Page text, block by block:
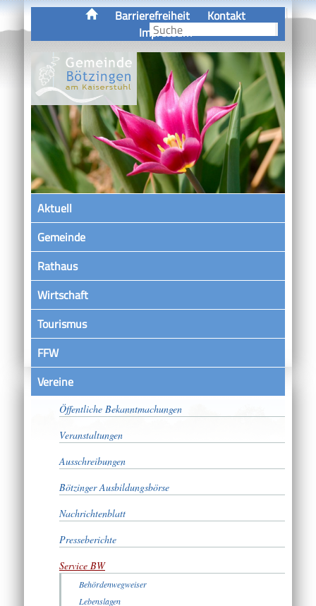
Barrierefreiheit
Kontakt
Impressum
Aktuell
Gemeinde
Rathaus
Wirtschaft
Tourismus
FFW
VereineSatzungen
Öffentliche Bekanntmachungen
Veranstaltungen
Ausschreibungen
Bötzinger Ausbildungsbörse
Nachrichtenblatt
Presseberichte
Service BW
Behördenwegweiser
Lebenslagen